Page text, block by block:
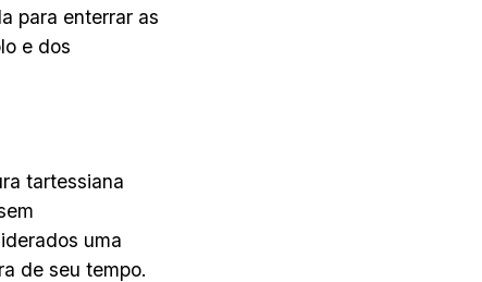
para enterrar as
e dos
tartessiana
uma
de seu tempo.